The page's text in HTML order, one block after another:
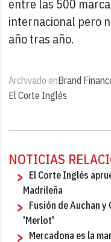
entre las 500
internacional pero
año tras año.
Archivado enBrand
El Corte Inglés
NOTICIAS
El Corte Inglés
Madrileña
Fusión de Auchan
'Merlot'
Mercadona es la